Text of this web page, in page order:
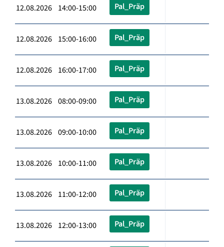
12.08.2026 14:00-15:00 Pal_Präp
12.08.2026 15:00-16:00 Pal_Präp
12.08.2026 16:00-17:00 Pal_Präp
13.08.2026 08:00-09:00 Pal_Präp
13.08.2026 09:00-10:00 Pal_Präp
13.08.2026 10:00-11:00 Pal_Präp
13.08.2026 11:00-12:00 Pal_Präp
13.08.2026 12:00-13:00 Pal_Präp